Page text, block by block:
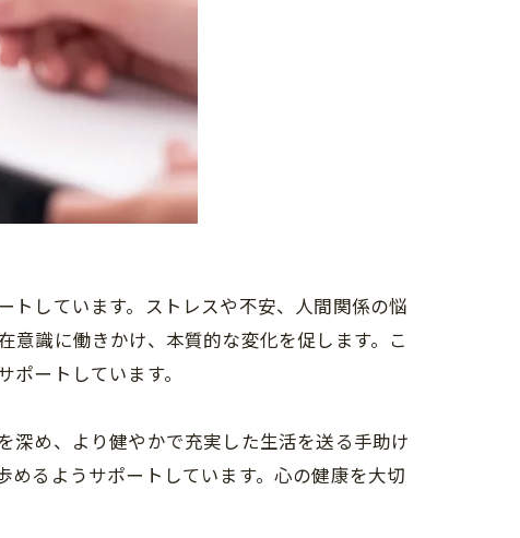
しています。ストレスや不安、人間関係の悩
識に働きかけ、本質的な変化を促します。こ
ートしています。
め、より健やかで充実した生活を送る手助け
るようサポートしています。心の健康を大切